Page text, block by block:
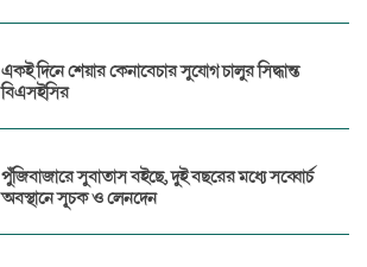
একই দিনে শেয়ার কেনাবেচার সুযোগ চালুর সিদ্ধান্ত
বিএসইসির
পুঁজিবাজারে সুবাতাস বইছে, দুই বছরের মধ্যে সব্বোর্চ
অবস্থানে সূচক ও লেনদেন